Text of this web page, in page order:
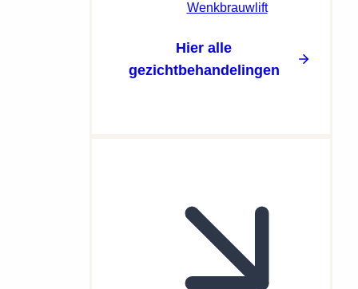
Wenkbrauwlift
Hier alle
gezichtbehandelingen